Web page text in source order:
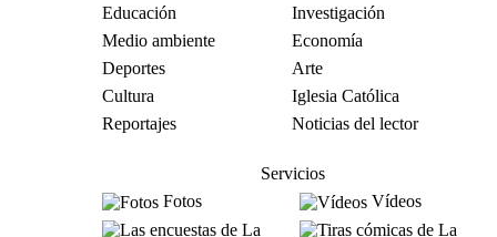
Educación
Investigación
Medio ambiente
Economía
Deportes
Arte
Cultura
Iglesia Católica
Reportajes
Noticias del lector
Servicios
Fotos
Vídeos